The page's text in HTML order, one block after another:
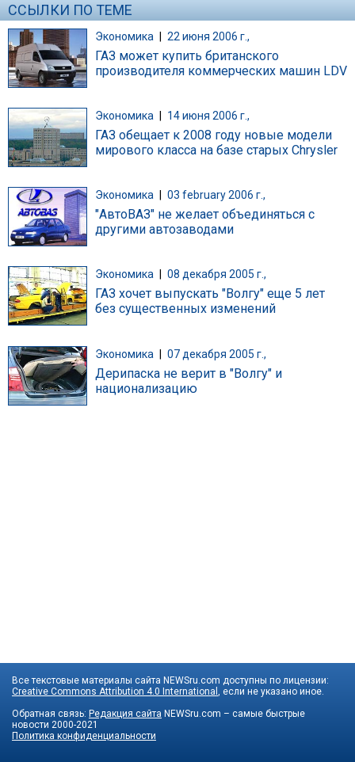
ССЫЛКИ ПО ТЕМЕ
Экономика | 22 июня 2006 г.,
ГАЗ может купить британского
производителя коммерческих машин LDV
Экономика 14 июня 2006 г.,
ГАЗ обещает к 2008 году новые модели
мирового класса на базе старых Chrysler
Экономика 03 february 2006 г.,
"АвтоВАЗ" не желает объединяться с
другими автозаводами
Экономика 08 декабря 2005 г.,
ГАЗ хочет выпускать "Волгу" еще 5 лет
без существенных изменений
Экономика | 07 декабря 2005 г.,
Дерипаска не верит в "Волгу" и
национализацию
Все текстовые материалы сайта NEWSru.com доступны по лицензии:
Creative Commons Attribution 4.0 International , если не указано иное.
Обратная связь: Редакция сайта NEWSru.com – самые быстрые
новости 2000-2021
Политика конфиденциальности